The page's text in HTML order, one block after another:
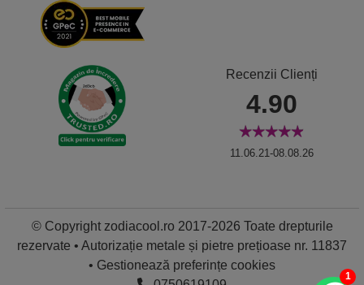
Recenzii Clienți
4.90
11.06.21-08.08.26
© Copyright zodiacool.ro 2017-2026 Toate drepturile
rezervate • Autorizație metale și pietre prețioase nr. 11837
• Gestionează preferințe cookies
1